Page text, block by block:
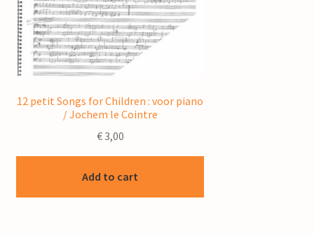
12 petit Songs for Children : voor piano
/ Jochem le Cointre
€3,00
Add to cart